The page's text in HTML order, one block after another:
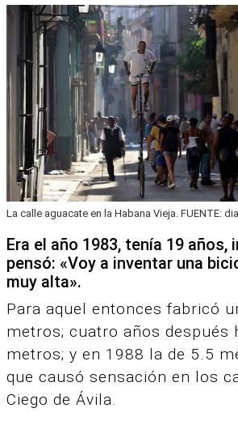
La calle aguacate en la Habana Vieja. FUENTE:
Era el año 1983, tenía 19 años,
pensó: «Voy a inventar una
muy alta».
Para aquel entonces fabricó
metros; cuatro años después
metros; y en 1988 la de 5.5
que causó sensación en los
Ciego de Ávila.